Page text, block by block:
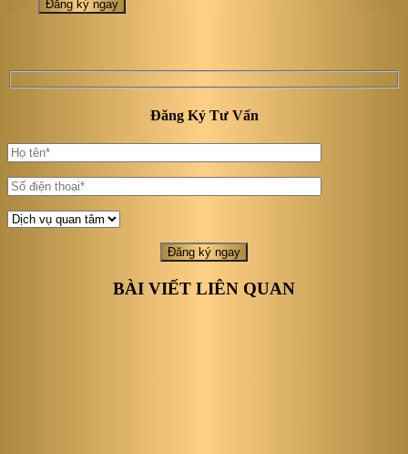
Đăng Ký Tư Vấn
BÀI VIẾT LIÊN QUAN